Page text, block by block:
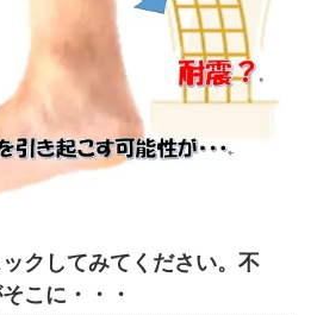
クしてみてください。不
こに・・・